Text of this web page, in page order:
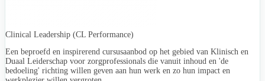
Clinical Leadership (CL Performance)
Een beproefd en inspirerend cursusaanbod op het gebied van Klinisch en
Duaal Leiderschap voor zorgprofessionals die vanuit inhoud en 'de
bedoeling' richting willen geven aan hun werk en zo hun impact en